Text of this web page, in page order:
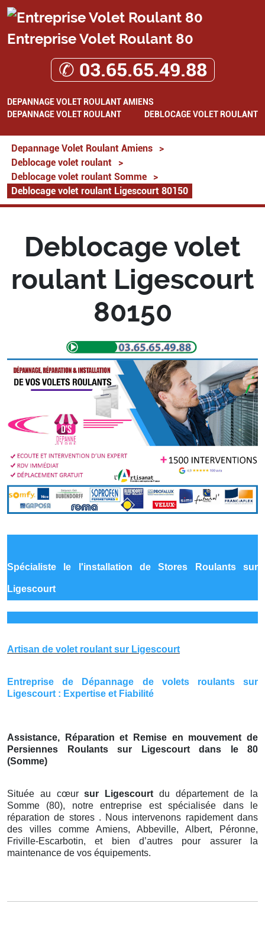
Entreprise Volet Roulant 80
✆ 03.65.65.49.88
DEPANNAGE VOLET ROULANT AMIENS
DEPANNAGE VOLET ROULANT
DEBLOCAGE VOLET ROULANT
Depannage Volet Roulant Amiens
>
Deblocage volet roulant
>
Deblocage volet roulant Somme
>
Deblocage volet roulant Ligescourt 80150
Deblocage volet
roulant Ligescourt
80150
Spécialiste le l'installation de Stores Roulants sur
Ligescourt
Artisan de volet roulant sur Ligescourt
Entreprise de Dépannage de volets roulants sur
Ligescourt : Expertise et Fiabilité
Assistance, Réparation et Remise en mouvement de
Persiennes Roulants sur Ligescourt dans le 80
(Somme)
Située au cœursur Ligescourt du département de la
Somme (80), notre entreprise est spécialisée dans le
réparation de stores . Nous intervenons rapidement dans
des villes comme Amiens, Abbeville, Albert, Péronne,
Friville-Escarbotin, et bien d’autres pour assurer la
maintenance de vos équipements.